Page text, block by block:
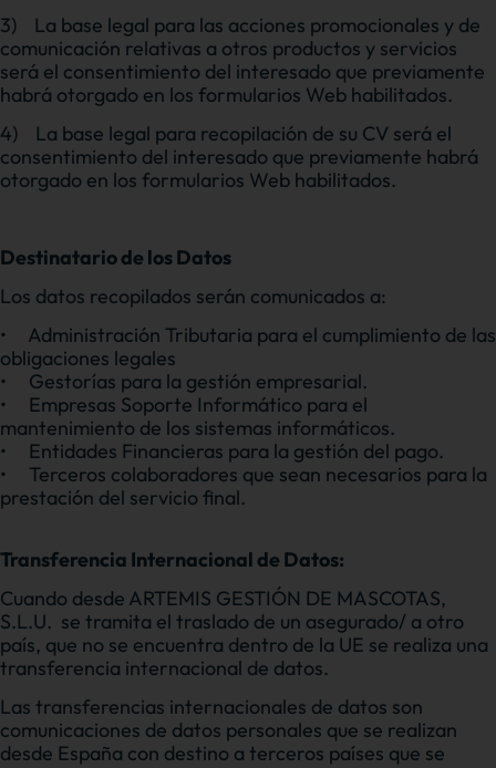
3)
La base legal para las acciones promocionales y de
comunicación relativas a otros productos y servicios
será el consentimiento del interesado que previamente
habrá otorgado en los formularios Web habilitados.
4)
La base legal para recopilación de su CV será el
consentimiento del interesado que previamente habrá
otorgado en los formularios Web habilitados.
Destinatario de los Datos
Los datos recopilados serán comunicados a:
•
Administración Tributaria para el cumplimiento de las
obligaciones legales
•
Gestorías para la gestión empresarial.
•
Empresas Soporte Informático para el
mantenimiento de los sistemas informáticos.
•
Entidades Financieras para la gestión del pago.
•
Terceros colaboradores que sean necesarios para la
prestación del servicio final.
Transferencia Internacional de Datos:
Cuando desde ARTEMIS GESTIÓN DE MASCOTAS,
S.L.U. se tramita el traslado de un asegurado/ a otro
país, que no se encuentra dentro de la UE se realiza una
transferencia internacional de datos.
Las transferencias internacionales de datos son
comunicaciones de datos personales que se realizan
desde España con destino a terceros países que se